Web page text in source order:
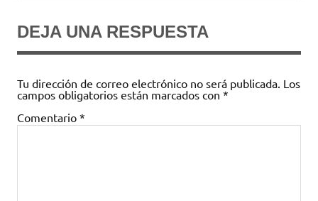
DEJA UNA RESPUESTA
Tu dirección de correo electrónico no será publicada. Los
campos obligatorios están marcados con *
Comentario *